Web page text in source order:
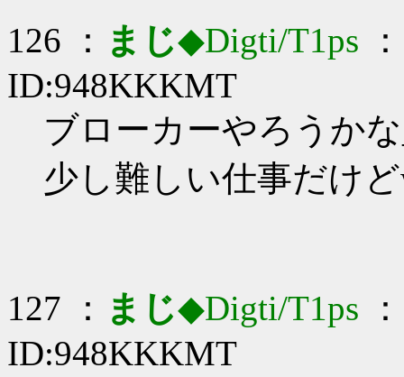
126 ： まじ◆Digti/T1ps
ID:948KKKMT
ブローカーやろうか
少し難しい仕事だけ
127 ： まじ◆Digti/T1ps
ID:948KKKMT